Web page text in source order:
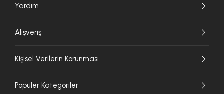
Yardım
Alışveriş
Kişisel Verilerin Korunması
Popüler Kategoriler